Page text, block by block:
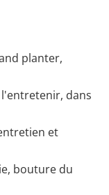
planter,
dans
et
bouture du